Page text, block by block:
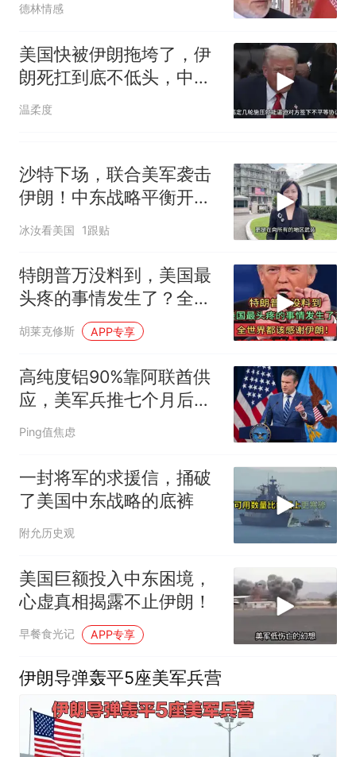
德林情感
美国快被伊朗拖垮了，伊
朗死扛到底不低头，中国
反而迎来新机遇？
温柔度
沙特下场，联合美军袭击
伊朗！中东战略平衡开始
改变？
冰汝看美国 1跟贴
特朗普万没料到，美国最
头疼的事情发生了？全世
界都该感谢伊朗！
胡莱克修斯 APP专享
高纯度铝90%靠阿联酋供
应，美军兵推七个月后伊
朗空袭戳破致命软肋
Ping值焦虑
一封将军的求援信，捅破
了美国中东战略的底裤
附允历史观
美国巨额投入中东困境，
心虚真相揭露不止伊朗！
早餐食光记 APP专享
伊朗导弹轰平5座美军兵营